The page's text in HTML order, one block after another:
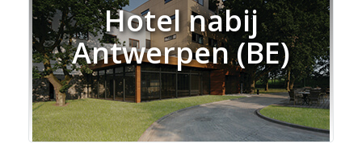
Hotel nabij
Antwerpen (BE)